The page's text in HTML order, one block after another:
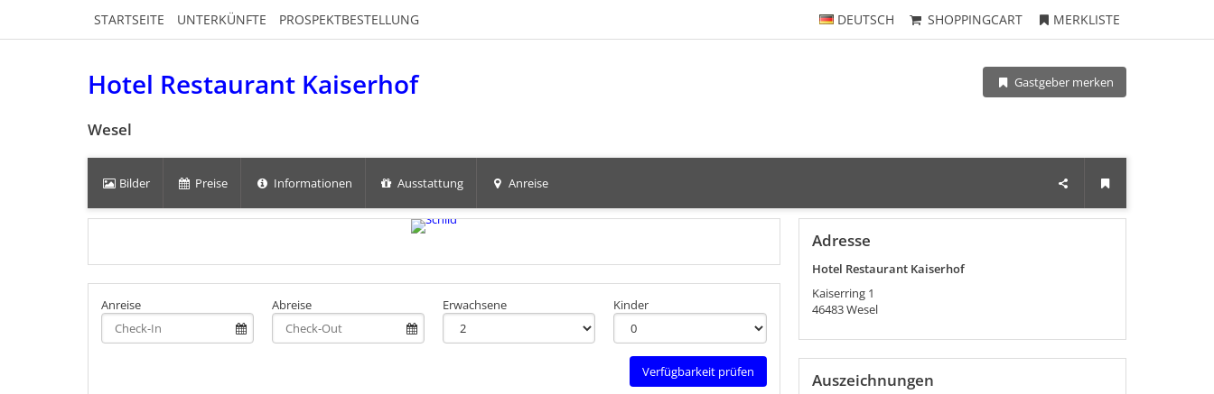
DEUTSCH SHOPPINGCART MERKLISTE
STARTSEITE UNTERKÜNFTE PROSPEKTBESTELLUNG
Hotel Restaurant Kaiserhof Gastgeber merken
Wesel
Bilder Preise Informationen Ausstattung Anreise
Anreise Abreise Erwachsene Kinder
Verfügbarkeit prüfen
Adresse
Hotel Restaurant Kaiserhof
Kaiserring 1
46483Wesel
Auszeichnungen